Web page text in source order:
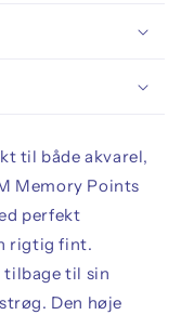
til både akvarel,
Memory Points
perfekt
rigtig fint.
tilbage til sin
Den høje